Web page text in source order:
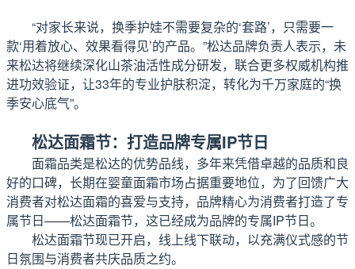
“对家长来说，换季护娃不需要复杂的‘套路’，只需要一
款‘用着放心、效果看得见’的产品。”松达品牌负责人表示，未
来松达将继续深化山茶油活性成分研发，联合更多权威机构推
进功效验证，让33年的专业护肤积淀，转化为千万家庭的“换
季安心底气”。
松达面霜节：打造品牌专属IP节日
面霜品类是松达的优势品线，多年来凭借卓越的品质和良
好的口碑，长期在婴童面霜市场占据重要地位，为了回馈广大
消费者对松达面霜的喜爱与支持，品牌精心为消费者打造了专
属节日——松达面霜节，这已经成为品牌的专属IP节日。
松达面霜节现已开启，线上线下联动，以充满仪式感的节
日氛围与消费者共庆品质之约。